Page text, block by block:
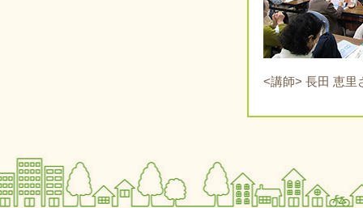
<講師> 長田 恵里